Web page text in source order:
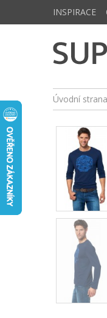
Úvodní strana
INSPIRACE